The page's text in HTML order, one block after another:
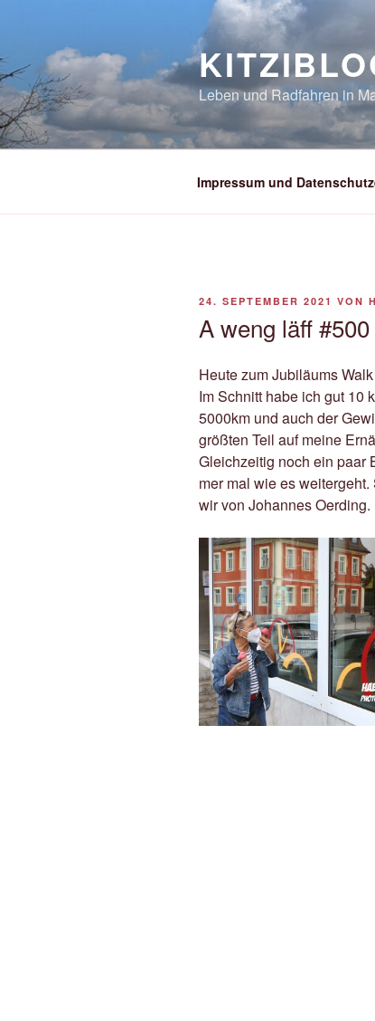
springen
Leben und Radfahren in
Impressum und
VERÖFFENTLICHT
24. SEPTEMBER 2021 VON
A weng läff
Heute zum Jubiläums
Im Schnitt habe ich gut 10
5000km und auch der
größten Teil auf meine
Gleichzeitig noch ein paar
mer mal wie es
wir von Johannes Oerding.